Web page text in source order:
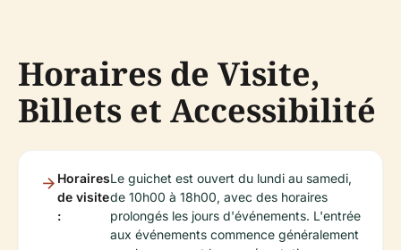
Horaires de Visite,
Billets et Accessibilité
Horaires
de visite
:
Le guichet est ouvert du lundi au samedi,
de 10h00 à 18h00, avec des horaires
prolongés les jours d'événements. L'entrée
aux événements commence généralement